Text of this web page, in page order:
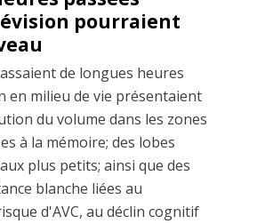
pourraient
de longues heures
en milieu de vie présentaient
du volume dans les zones
à la mémoire; des lobes
plus petits; ainsi que des
blanche liées au
d'AVC, au déclin cognitif